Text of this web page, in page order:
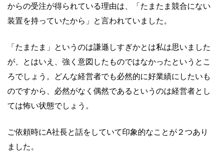
からの受注が得られている理由は、「たまたま競合にない
装置を持っていたから」と言われていました。
「たまたま」というのは謙遜しすぎかとは私は思いました
が、とはいえ、強く意図したものではなかったというとこ
ろでしょう。どんな経営者でも必然的に好業績にしたいも
のですから、必然がなく偶然であるというのは経営者とし
ては怖い状態でしょう。
ご依頼時にA社長と話をしていて印象的なことが２つあり
ました。